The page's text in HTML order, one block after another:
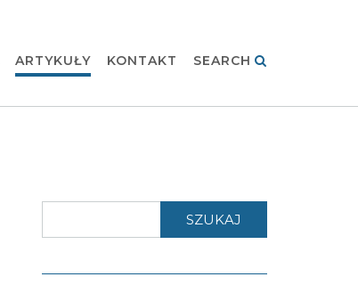
ARTYKUŁY KONTAKT SEARCH
SZUKAJ